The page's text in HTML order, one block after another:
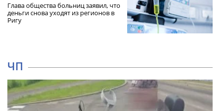
Глава общества больниц заявил, что
деньги снова уходят из регионов в
Ригу
ЧП